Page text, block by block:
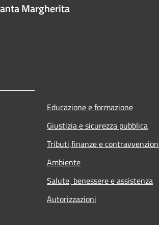
Margherita
Educazione e formazione
Giustizia e sicurezza pubblica
Tributi,finanze e
Ambiente
Salute, benessere e assistenza
Autorizzazioni